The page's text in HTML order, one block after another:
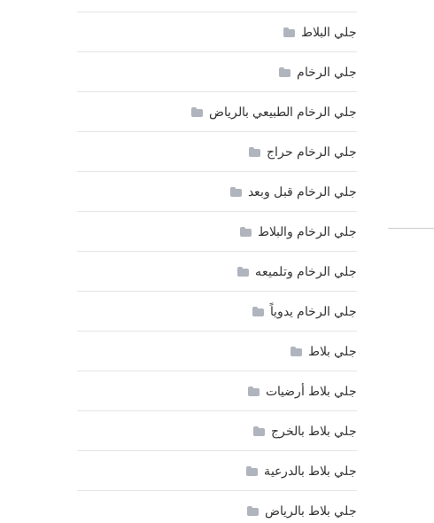
جلي البلاط
جلي الرخام
جلي الرخام الطبيعي بالرياض
جلي الرخام حراج
جلي الرخام قبل وبعد
جلي الرخام والبلاط
جلي الرخام وتلميعه
جلي الرخام يدوياً
جلي بلاط
جلي بلاط أرضيات
جلي بلاط بالخرج
جلي بلاط بالدرعية
جلي بلاط بالرياض